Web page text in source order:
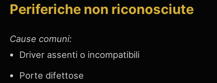
Periferiche non riconosciute
Cause comuni:
Driver assenti o incompatibili
Porte difettose